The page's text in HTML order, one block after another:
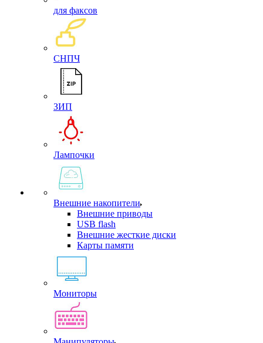
для факсов
СНПЧ
ЗИП
Лампочки
Внешние накопители
Внешние приводы
USB flash
Внешние жесткие диски
Карты памяти
Мониторы